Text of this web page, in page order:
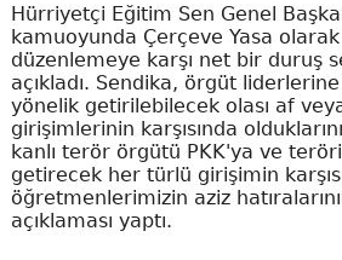
Hürriyetçi Eğitim Sen Genel
kamuoyunda Çerçeve Yasa
düzenlemeye karşı net bir duruş
açıkladı. Sendika, örgüt
yönelik getirilebilecek olası af
girişimlerinin karşısında
kanlı terör örgütü PKK'ya ve
getirecek her türlü girişimin
öğretmenlerimizin aziz
açıklaması yaptı.